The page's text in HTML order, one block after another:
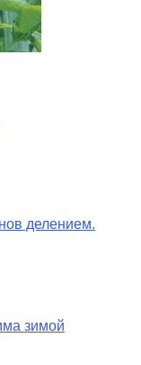
делением.
зимой